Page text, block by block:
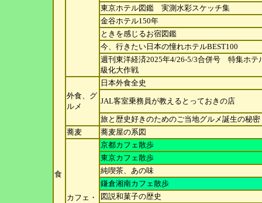
食
東京ホテル図鑑 実測水彩スケッチ集
金谷ホテル150年
ときを感じるお宿図鑑
今、行きたい日本の憧れホテルBEST100
週刊東洋経済2025年4/26-5/3合併号 特集ホテ
級化大作戦
外食、グ
ルメ
日本外食全史
JAL客室乗務員が教えるとっておきの店
旅と歴史好きのためのご当地グルメ誕生の秘密
蕎麦
蕎麦屋の系図
カフェ・
京都カフェ散歩
東京カフェ散歩
純喫茶、あの味
鎌倉湘南カフェ散歩
図説和菓子の歴史